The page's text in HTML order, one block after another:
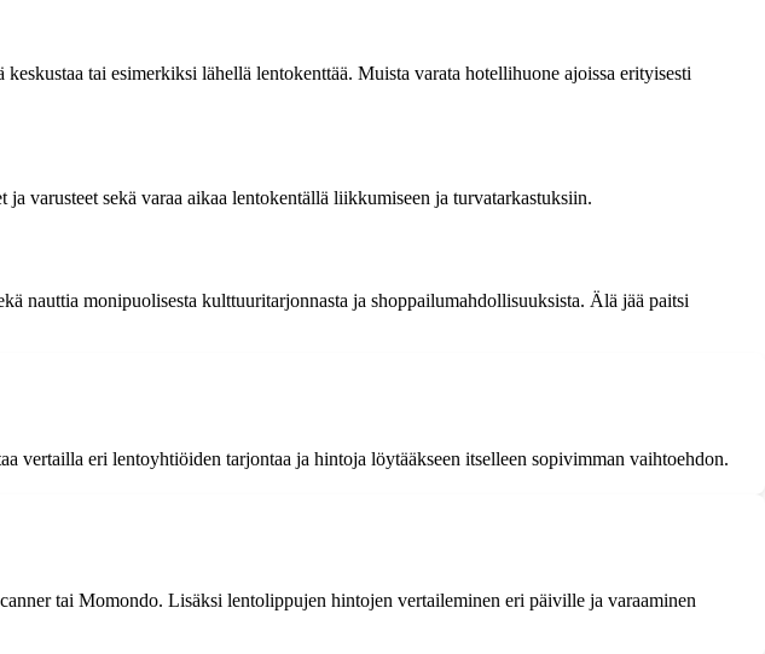
tai esimerkiksi lähellä lentokenttää. Muista varata hotellihuone ajoissa erityisesti
varusteet sekä varaa aikaa lentokentällä liikkumiseen ja turvatarkastuksiin.
nauttia monipuolisesta kulttuuritarjonnasta ja shoppailumahdollisuuksista. Älä jää paitsi
eri lentoyhtiöiden tarjontaa ja hintoja löytääkseen itselleen sopivimman vaihtoehdon.
tai Momondo. Lisäksi lentolippujen hintojen vertaileminen eri päiville ja varaaminen